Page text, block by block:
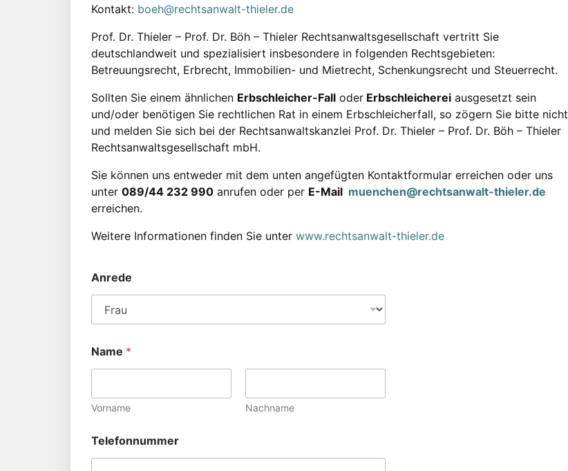
Kontakt: boeh@rechtsanwalt-thieler.de
Prof. Dr. Thieler – Prof. Dr. Böh – Thieler Rechtsanwaltsgesellschaft vertritt Sie
deutschlandweit und spezialisiert insbesondere in folgenden Rechtsgebieten:
Betreuungsrecht, Erbrecht, Immobilien- und Mietrecht, Schenkungsrecht und Steuerrecht.
Sollten Sie einem ähnlichen Erbschleicher-Fall oder Erbschleicherei ausgesetzt sein
und/oder benötigen Sie rechtlichen Rat in einem Erbschleicherfall, so zögern Sie bitte nicht
und melden Sie sich bei der Rechtsanwaltskanzlei Prof. Dr. Thieler – Prof. Dr. Böh – Thieler
Rechtsanwaltsgesellschaft mbH.
Sie können uns entweder mit dem unten angefügten Kontaktformular erreichen oder uns
unter 089/44 232 990 anrufen oder per E-Mail muenchen@rechtsanwalt-thieler.de
erreichen.
Weitere Informationen finden Sie unter www.rechtsanwalt-thieler.de
Anrede
Name *
Vorname Nachname
Telefonnummer